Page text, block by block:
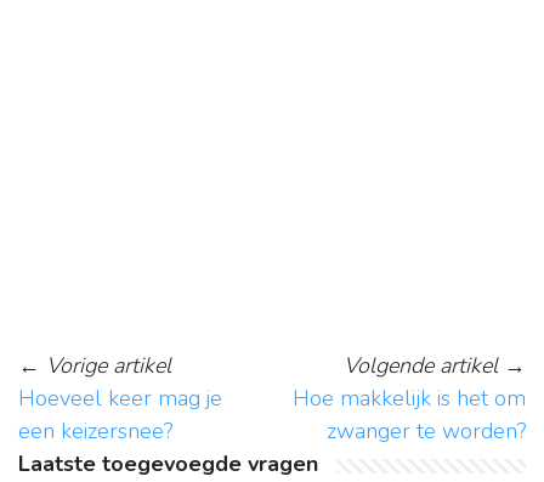
← Vorige artikel
Hoeveel keer mag je
een keizersnee?
Volgende artikel→
Hoe makkelijk is het om
zwanger te worden?
Laatste toegevoegde vragen